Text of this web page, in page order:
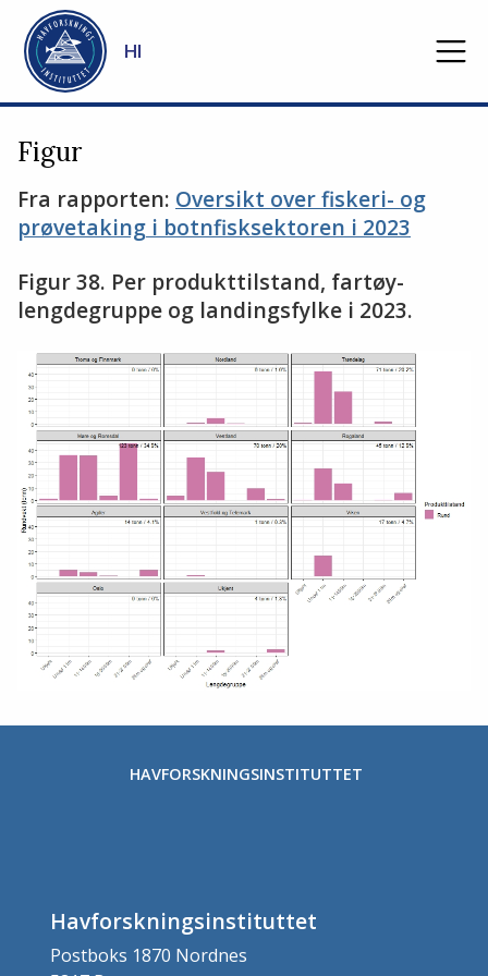
Gå til hovedinnhold
HI
Figur
Fra rapporten: Oversikt over fiskeri- og
prøvetaking i botnfisksektoren i 2023
Figur 38. Per produkttilstand, fartøy-
lengdegruppe og landingsfylke i 2023.
HAVFORSKNINGSINSTITUTTET
Havforskningsinstituttet
Postboks 1870 Nordnes